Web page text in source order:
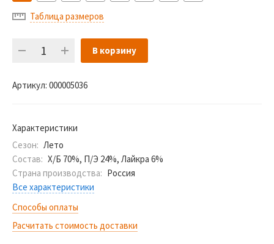
Таблица размеров
В корзину
Артикул: 000005036
Характеристики
Сезон: Лето
Состав: Х/Б 70%, П/Э 24%, Лайкра 6%
Страна производства: Россия
Все характеристики
Способы оплаты
Расчитать стоимость доставки